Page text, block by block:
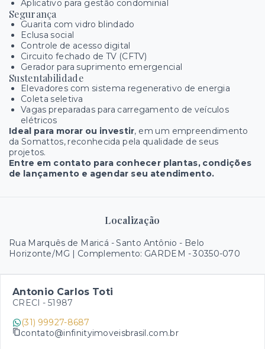
Aplicativo para gestão condominial
Segurança
Guarita com vidro blindado
Eclusa social
Controle de acesso digital
Circuito fechado de TV (CFTV)
Gerador para suprimento emergencial
Sustentabilidade
Elevadores com sistema regenerativo de energia
Coleta seletiva
Vagas preparadas para carregamento de veículos
elétricos
Ideal para morar ou investir, em um empreendimento
da Somattos, reconhecida pela qualidade de seus
projetos.
Entre em contato para conhecer plantas, condições
de lançamento e agendar seu atendimento.
Localização
Rua Marquês de Maricá - Santo Antônio - Belo
Horizonte/MG | Complemento: GARDEM - 30350-070
Antonio Carlos Toti
CRECI - 51987
(31) 99927-8687
contato@infinityimoveisbrasil.com.br